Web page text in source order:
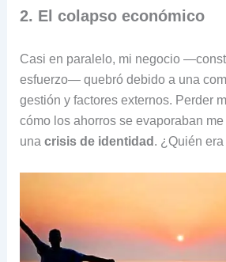
2. El colapso económico
Casi en paralelo, mi negocio
esfuerzo— quebró debido a una
gestión y factores externos. Perder
cómo los ahorros se evaporaban
una crisis de identidad . ¿Quién